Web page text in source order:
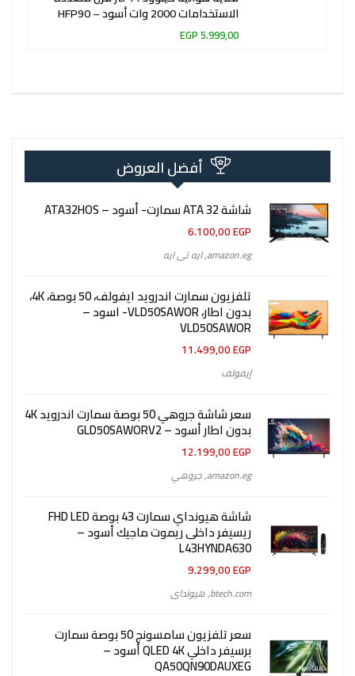
الاستخدامات 2000 وات أسود – HFP90
5.999,00 EGP
أفضل العروض
شاشة 32 ATA سمارت- أسود – ATA32HOS
6.100,00EGP
amazon.eg
,ايه تى ايه
تلفزيون سمارت اندرويد ايفولف، 50 بوصة، 4K،
بدون اطار، VLD50SAWOR- اسود –
VLD50SAWOR
11.499,00EGP
إيفولف
سعر شاشة جروهي 50 بوصة سمارت اندرويد 4K
بدون اطار أسود – GLD50SAWORV2
12.199,00EGP
amazon.eg
,جروهي
شاشة هيونداي سمارت 43 بوصة FHD LED
ريسيفر داخلى ريموت ماجيك أسود –
L43HYNDA630
9.299,00EGP
btech.com
,هيونداى
سعر تلفزيون سامسونج 50 بوصة سمارت
برسيفر داخلي QLED 4K أسود –
QA50QN90DAUXEG